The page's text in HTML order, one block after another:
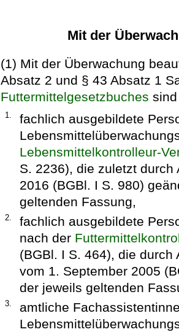
Mit der
(1) Mit der Überwachung
Absatz 2 und § 43 Absatz 1
Futtermittelgesetzbuches sind
1.
fachlich ausgebildete
Lebensmittelkontrolleur-
S. 2236), die zuletzt
2016 (BGBl. I S. 980)
geltenden Fassung,
2.
fachlich ausgebildete
nach der
(BGBl. I S. 464), die
vom 1. September 2005
der jeweils geltenden
3.
amtliche